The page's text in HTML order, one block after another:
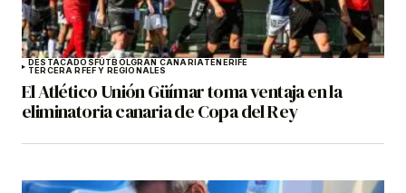
DESTACADOSFÚTBOLGRAN CANARIATENERIFE
TERCERA RFEF Y REGIONALES
El Atlético Unión Güímar toma ventaja en la
eliminatoria canaria de Copa del Rey